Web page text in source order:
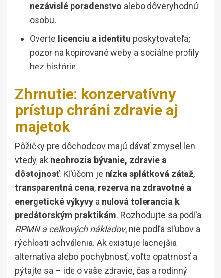
nezávislé poradenstvo alebo dôveryhodnú
osobu.
Overte licenciu a identitu poskytovateľa;
pozor na kopírované weby a sociálne profily
bez histórie.
Zhrnutie: konzervatívny
prístup chráni zdravie aj
majetok
Pôžičky pre dôchodcov majú dávať zmysel len
vtedy, ak neohrozia bývanie, zdravie a
dôstojnosť. Kľúčom je nízka splátková záťaž,
transparentná cena, rezerva na zdravotné a
energetické výkyvy a nulová tolerancia k
predátorským praktikám. Rozhodujte sa podľa
RPMN a celkových nákladov, nie podľa sľubov a
rýchlosti schválenia. Ak existuje lacnejšia
alternatíva alebo pochybnosť, voľte opatrnosť a
pýtajte sa – ide o vaše zdravie, čas a rodinný